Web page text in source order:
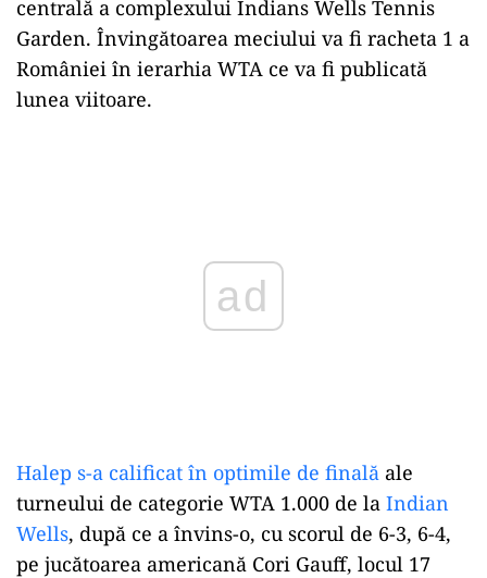
centrală a complexului Indians Wells Tennis
Garden. Învingătoarea meciului va fi racheta 1 a
României în ierarhia WTA ce va fi publicată
lunea viitoare.
Halep s-a calificat în optimile de finală ale
turneului de categorie WTA 1.000 de la Indian
Wells, după ce a învins-o, cu scorul de 6-3, 6-4,
pe jucătoarea americană Cori Gauff, locul 17